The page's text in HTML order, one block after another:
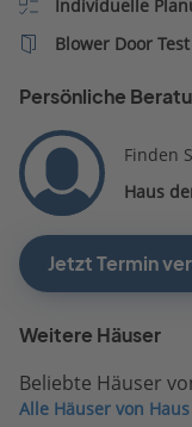
Individuelle
Blower Door Test
Persönliche
Finden
Haus
Jetzt Termin
Weitere Häuser
Beliebte Häuser
Alle Häuser von